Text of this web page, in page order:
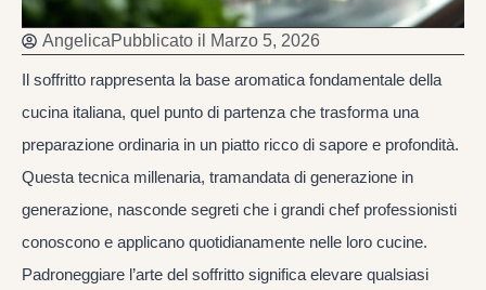
AngelicaPubblicato il Marzo 5, 2026
Il soffritto rappresenta la base aromatica fondamentale della
cucina italiana, quel punto di partenza che trasforma una
preparazione ordinaria in un piatto ricco di sapore e profondità.
Questa tecnica millenaria, tramandata di generazione in
generazione, nasconde segreti che i grandi chef professionisti
conoscono e applicano quotidianamente nelle loro cucine.
Padroneggiare l’arte del soffritto significa elevare qualsiasi